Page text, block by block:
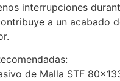
interrupciones
a un acabado
de Malla STF